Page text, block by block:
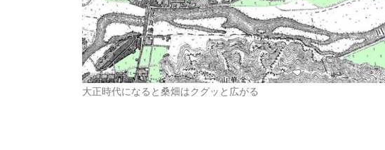
大正時代になると桑畑はクグッと広がる